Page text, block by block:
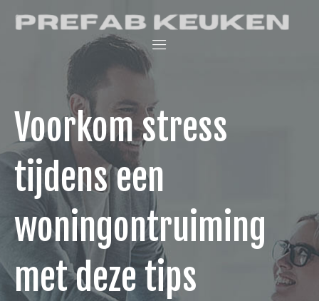
Prefab Keuken
Keukenwinkel
interieurblog
Voorkom stress
tijdens een
woningontruiming
met deze tips